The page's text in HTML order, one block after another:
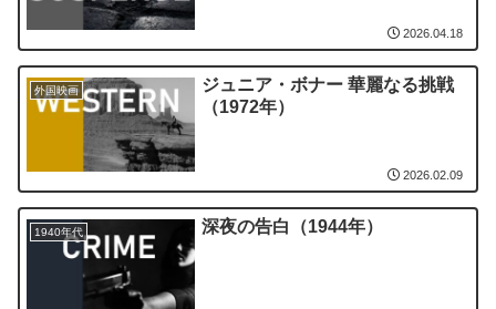
2026.04.18
外国映画
ジュニア・ボナー 華麗なる挑戦
（1972年）
2026.02.09
1940年代 深夜の告白（1944年）